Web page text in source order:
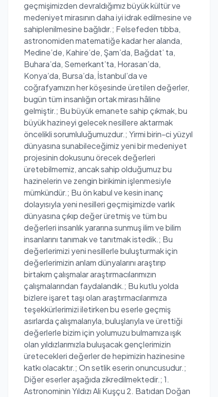
geçmişimizden devraldığımız büyük kültür ve
medeniyet mirasının daha iyi idrak edilmesine ve
sahiplenilmesine bağlıdır.; Felsefeden tıbba,
astronomiden matematiğe kadar her alanda,
Medine’de, Kahire’de, Şam’da, Bağdat’ ta,
Buhara’da, Semerkant’ta, Horasan’da,
Konya’da, Bursa’da, İstanbul’da ve
coğrafyamızın her köşesinde üretilen değerler,
bugün tüm insanlığın ortak mirası hâline
gelmiştir.; Bu büyük emanete sahip çıkmak, bu
büyük hazineyi gelecek nesillere aktarmak
öncelikli sorumluluğumuzdur.; Yirmi birin-ci yüzyıl
dünyasına sunabileceğimiz yeni bir medeniyet
projesinin dokusunu örecek değerleri
üretebilmemiz, ancak sahip olduğumuz bu
hazinelerin ve zengin birikimin işlenmesiyle
mümkündür.; Bu ön kabul ve kesin inanç
dolayısıyla yeni nesilleri geçmişimizde varlık
dünyasına çıkıp değer üretmiş ve tüm bu
değerleri insanlık yararına sunmuş ilim ve bilim
insanlarını tanımak ve tanıtmak istedik.; Bu
değerlerimizi yeni nesillerle buluşturmak için
değerlerimizin anlam dünyalarını araştırıp
birtakım çalışmalar araştırmacılarımızın
çalışmalarından faydalandık.; Bu kutlu yolda
bizlere işaret taşı olan araştırmacılarımıza
teşekkürlerimizi iletirken bu eserle geçmiş
asırlarda çalışmalarıyla, buluşlarıyla ve ürettiği
değerlerle bizim için yolumuzu bulmamıza ışık
olan yıldızlarımızla buluşacak gençlerimizin
üretecekleri değerler de hepimizin hazinesine
katkı olacaktır.; On setlik eserin onuncusudur.;
Diğer eserler aşağıda zikredilmektedir.; 1.
Astronominin Yıldızı Ali Kuşçu 2. Batıdan Doğan